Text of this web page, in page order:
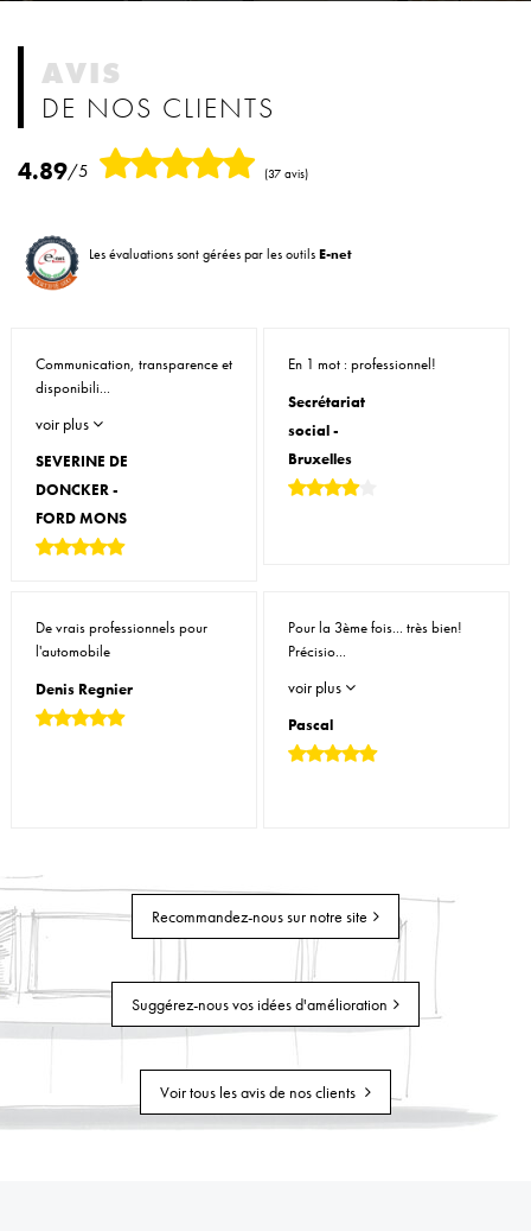
AVIS
DE NOS CLIENTS
4.89/5 (37 avis)
Les évaluations sont gérées par les outilsE-net
Communication, transparence et
disponibili...
voir plus
SEVERINE DE
DONCKER -
FORD MONS
En 1 mot : professionnel!
Secrétariat
social -
Bruxelles
De vrais professionnels pour
l'automobile
Denis Regnier
Pour la 3ème fois... très bien!
Précisio...
voir plus
Pascal
Recommandez-nous sur notre site
Suggérez-nous vos idées d'amélioration
Voir tous les avis de nos clients